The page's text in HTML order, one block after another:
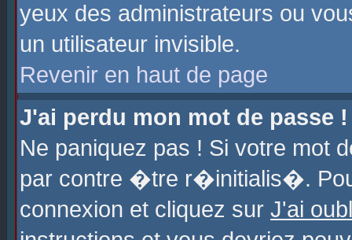
yeux des administrateurs ou
un utilisateur invisible.
Revenir en haut de page
J'ai perdu mon mot de passe !
Ne paniquez pas ! Si votre
par contre �tre r�initialis�.
connexion et cliquez sur J'ai